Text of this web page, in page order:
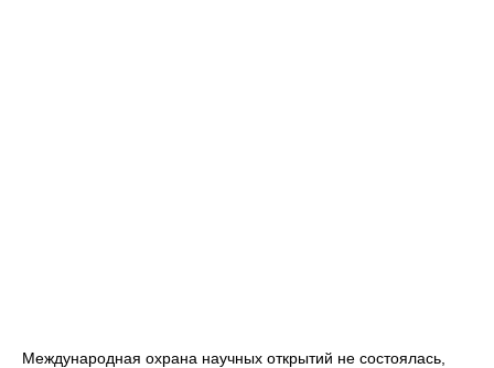
Международная охрана научных открытий не состоялась,